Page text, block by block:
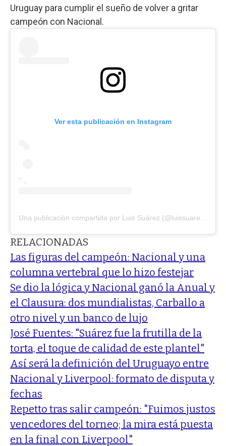
Uruguay para cumplir el sueño de volver a gritar
campeón con Nacional.
Ver esta publicación en Instagram
RELACIONADAS
Las figuras del campeón: Nacional y una
columna vertebral que lo hizo festejar
Se dio la lógica y Nacional ganó la Anual y
el Clausura: dos mundialistas, Carballo a
otro nivel y un banco de lujo
José Fuentes: "Suárez fue la frutilla de la
torta, el toque de calidad de este plantel"
Así será la definición del Uruguayo entre
Nacional y Liverpool: formato de disputa y
fechas
Repetto tras salir campeón: "Fuimos justos
vencedores del torneo; la mira está puesta
en la final con Liverpool"